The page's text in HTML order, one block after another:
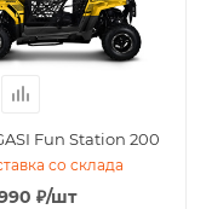
Fun Station 200
со склада
₽/шт